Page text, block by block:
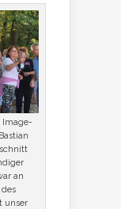
Image-
an
unser